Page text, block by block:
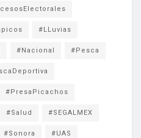
#LLuvias
#Nacional #Pesca
#PresaPicachos
#Salud #SEGALMEX
#Sonora #UAS